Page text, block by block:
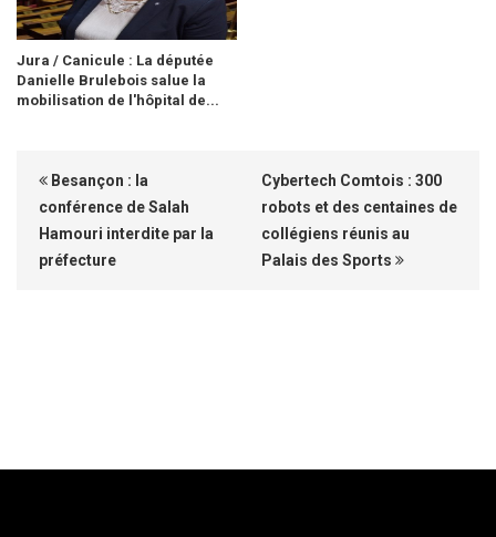
Jura / Canicule : La députée
Danielle Brulebois salue la
mobilisation de l'hôpital de...
Besançon : la
conférence de Salah
Hamouri interdite par la
préfecture
Cybertech Comtois : 300
robots et des centaines de
collégiens réunis au
Palais des Sports